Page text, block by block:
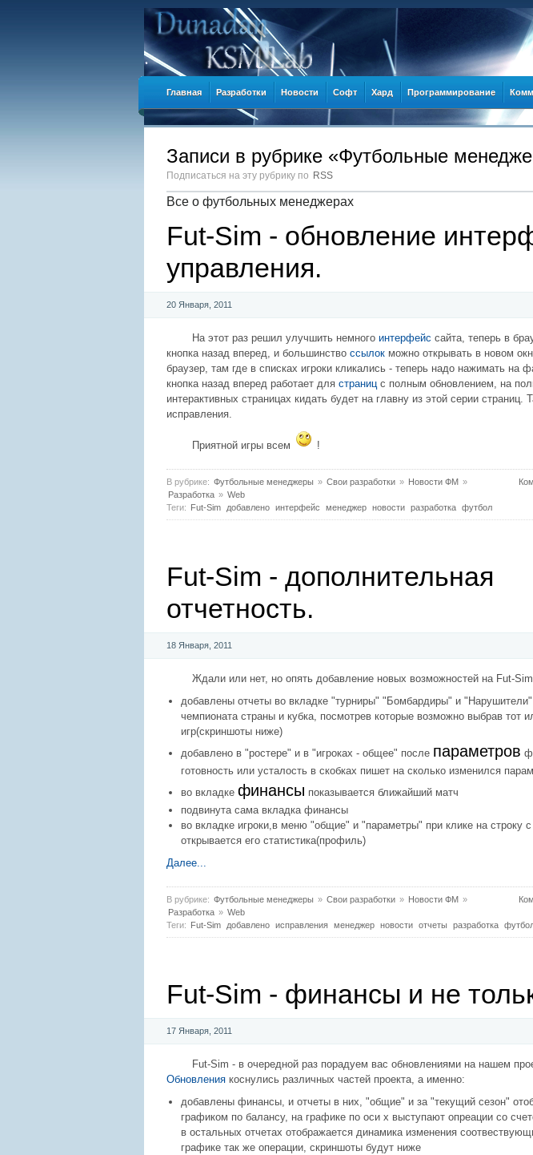
Главная Разработки Новости Софт Хард Программирование
Записи в рубрике «Футбольные
Подписаться на эту рубрику по RSS
Все о футбольных менеджерах
Fut-Sim - обновление
управления.
20 Января, 2011
На этот раз решил улучшить немного интерфейс сайта, теперь в
кнопка назад вперед, и большинство ссылокможно открывать в новом
браузер, там где в списках игроки кликались - теперь надо нажимать на
кнопка назад вперед работает для страницс полным обновлением, на
интерактивных страницах кидать будет на главну из этой серии страниц.
исправления.
Приятной игры всем !
В рубрике: Футбольные менеджеры » Свои разработки » Новости ФМ »
Разработка » Web
Теги: Fut-Sim добавлено интерфейс менеджер новости разработка футбол
Fut-Sim - дополнительная
отчетность.
18 Января, 2011
Ждали или нет, но опять добавление новых возможностей на Fut-
добавлены отчеты во вкладке "турниры" "Бомбардиры" и
чемпионата страны и кубка, посмотрев которые возможно выбрав тот
игр(скриншоты ниже)
добавлено в "ростере" и в "игроках - общее" после параметров
готовность или усталость в скобках пишет на сколько изменился
во вкладке финансы показывается ближайший матч
подвинута сама вкладка финансы
во вкладке игроки,в меню "общие" и "параметры" при клике на строку с
открывается его статистика(профиль)
Далее...
В рубрике: Футбольные менеджеры » Свои разработки » Новости ФМ »
Разработка » Web
Теги: Fut-Sim добавлено исправления менеджер новости отчеты разработка
Fut-Sim - финансы и не
17 Января, 2011
Fut-Sim - в очередной раз порадуем вас обновлениями на нашем
Обновлениякоснулись различных частей проекта, а именно:
добавлены финансы, и отчеты в них, "общие" и за "текущий сезон"
графиком по балансу, на графике по оси х выступают опреации со
в остальных отчетах отображается динамика изменения
графике так же операции, скриншоты будут ниже